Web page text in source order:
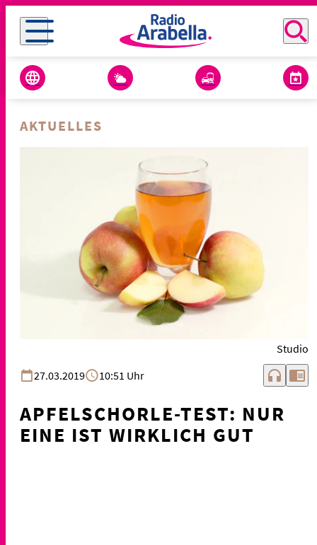
AKTUELLES
Studio
27.03.2019
10:51 Uhr headphones chrome_reader_mode
APFELSCHORLE-TEST: NUR
EINE IST WIRKLICH GUT